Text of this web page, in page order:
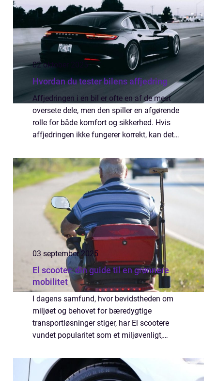
02 oktober 2025
Hvordan du tester bilens affjedring
Affjedringen i en bil er ofte en af de mest
oversete dele, men den spiller en afgørende
rolle for både komfort og sikkerhed. Hvis
affjedringen ikke fungerer korrekt, kan det
03 september 2025
El scooter: din guide til en grønnere
mobilitet
I dagens samfund, hvor bevidstheden om
miljøet og behovet for bæredygtige
transportløsninger stiger, har El scootere
vundet popularitet som et miljøvenligt,
traditionelle transport...